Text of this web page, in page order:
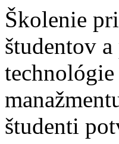
Školenie
študentov
študenti